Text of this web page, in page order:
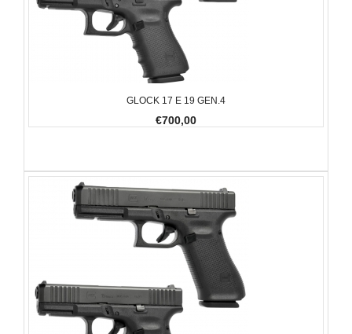
GLOCK 17 E 19 GEN.4
€700,00